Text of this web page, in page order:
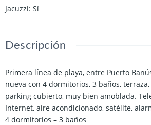
Jacuzzi: Sí
Descripción
Primera línea de playa, entre Puerto
nueva con 4 dormitorios, 3 baños,
parking cubierto, muy bien amoblada.
Internet, aire acondicionado, satélite,
4 dormitorios – 3 baños